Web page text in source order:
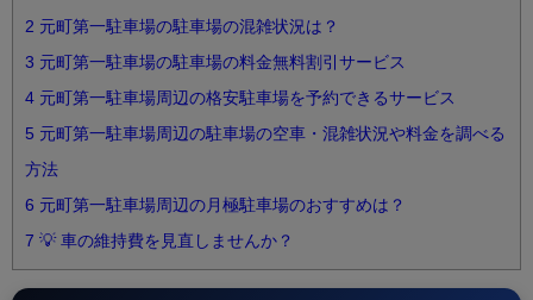
2 元町第一駐車場の駐車場の混雑状況は？
3 元町第一駐車場の駐車場の料金無料割引サービス
4 元町第一駐車場周辺の格安駐車場を予約できるサービス
5 元町第一駐車場周辺の駐車場の空車・混雑状況や料金を調べる
方法
6 元町第一駐車場周辺の月極駐車場のおすすめは？
7 💡 車の維持費を見直しませんか？